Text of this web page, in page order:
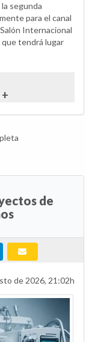
segunda
para el canal
Internacional
que tendrá lugar
de
de 2026, 21:02h